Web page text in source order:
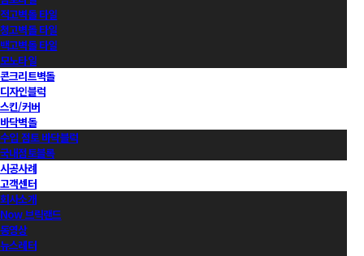
적고벽돌 타일
청고벽돌 타일
백고벽돌 타일
모노타일
콘크리트벽돌
디자인블럭
스킨/커버
바닥벽돌
수입 점토 바닥블럭
국내점토블록
시공사례
고객센터
회사소개
Now 브릭랜드
동영상
뉴스레터